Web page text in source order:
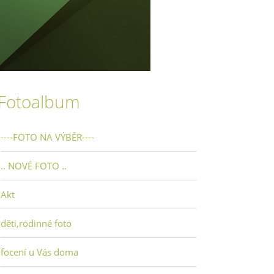
----FOTO NA VÝBĚR----
.. NOVÉ FOTO ..
Akt
děti,rodinné foto
focení u Vás doma